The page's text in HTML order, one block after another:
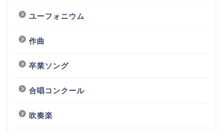
ユーフォニウム
作曲
卒業ソング
合唱コンクール
吹奏楽